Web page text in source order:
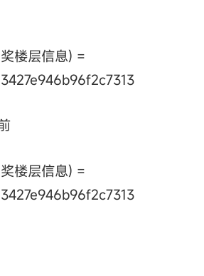
楼层信息) =
楼层信息) =